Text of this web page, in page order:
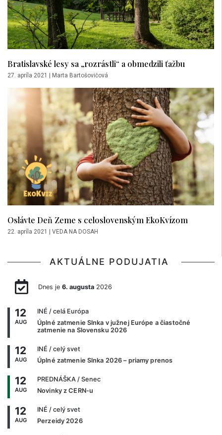
Bratislavské lesy sa „rozrástli“ a obmedzili ťažbu
27. apríla 2021 Marta Bartošovičová
Oslávte Deň Zeme s celoslovenským EkoKvízom
22. apríla 2021 | VEDA NA DOSAH
AKTUÁLNE PODUJATIA
Dnes je 6. augusta2026
12
AUG
INÉ / celá Európa
Úplné zatmenie Slnka v južnej Európe a čiastočné
zatmenie na Slovensku 2026
12
AUG
INÉ / celý svet
Úplné zatmenie Slnka 2026 – priamy prenos
12
AUG
PREDNÁŠKA / Senec
Novinky z CERN-u
12
AUG
INÉ / celý svet
Perzeidy 2026